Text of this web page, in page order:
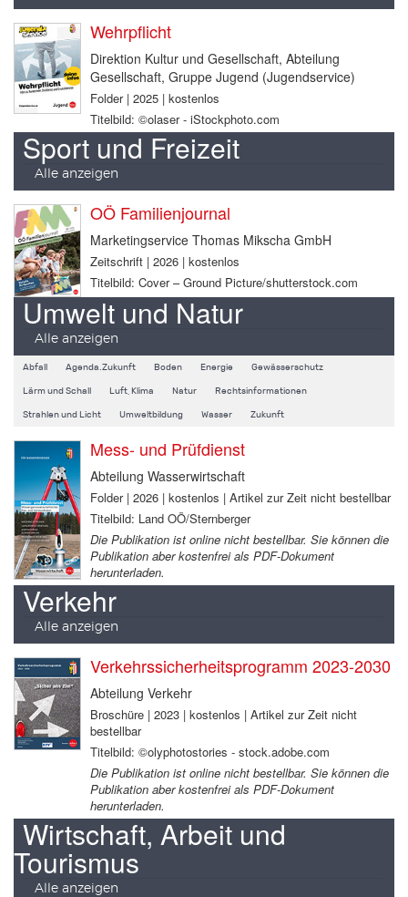
Wehrpflicht
Direktion Kultur und Gesellschaft, Abteilung
Gesellschaft, Gruppe Jugend (Jugendservice)
Folder | 2025 | kostenlos
Titelbild: ©olaser - iStockphoto.com
Sport und Freizeit
Alle anzeigen
OÖ Familienjournal
Marketingservice Thomas Mikscha GmbH
Zeitschrift | 2026 | kostenlos
Titelbild: Cover – Ground Picture/shutterstock.com
Umwelt und Natur
Alle anzeigen
Abfall Agenda.Zukunft Boden Energie Gewässerschutz
Lärm und Schall Luft, Klima Natur Rechtsinformationen
Strahlen und Licht Umweltbildung Wasser Zukunft
Mess- und Prüfdienst
Abteilung Wasserwirtschaft
Folder | 2026 | kostenlos | Artikel zur Zeit nicht bestellbar
Titelbild: Land OÖ/Sternberger
Die Publikation ist online nicht bestellbar. Sie können die
Publikation aber kostenfrei als PDF-Dokument
herunterladen.
Verkehr
Alle anzeigen
Verkehrssicherheitsprogramm 2023-2030
Abteilung Verkehr
Broschüre | 2023 | kostenlos | Artikel zur Zeit nicht
bestellbar
Titelbild: ©olyphotostories - stock.adobe.com
Die Publikation ist online nicht bestellbar. Sie können die
Publikation aber kostenfrei als PDF-Dokument
herunterladen.
Wirtschaft, Arbeit und
Tourismus
Alle anzeigen